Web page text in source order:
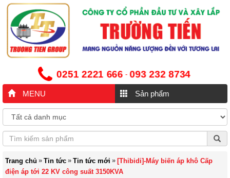
0251 2221 666 -093 232 8734
MENU Sản phẩm
Trang chủ » Tin tức » Tin tức mới » [Thibidi]-Máy biến áp khô Cấp
điện áp tới 22 KV công suất 3150KVA